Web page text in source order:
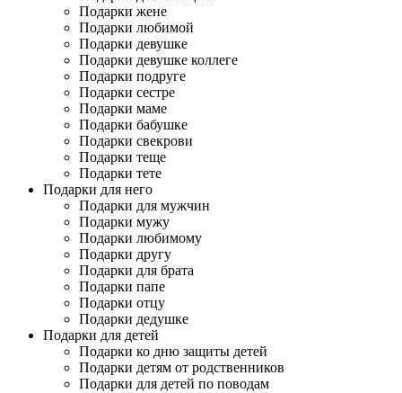
Подарки жене
Подарки любимой
Подарки девушке
Подарки девушке коллеге
Подарки подруге
Подарки сестре
Подарки маме
Подарки бабушке
Подарки свекрови
Подарки теще
Подарки тете
Подарки для него
Подарки для мужчин
Подарки мужу
Подарки любимому
Подарки другу
Подарки для брата
Подарки папе
Подарки отцу
Подарки дедушке
Подарки для детей
Подарки ко дню защиты детей
Подарки детям от родственников
Подарки для детей по поводам